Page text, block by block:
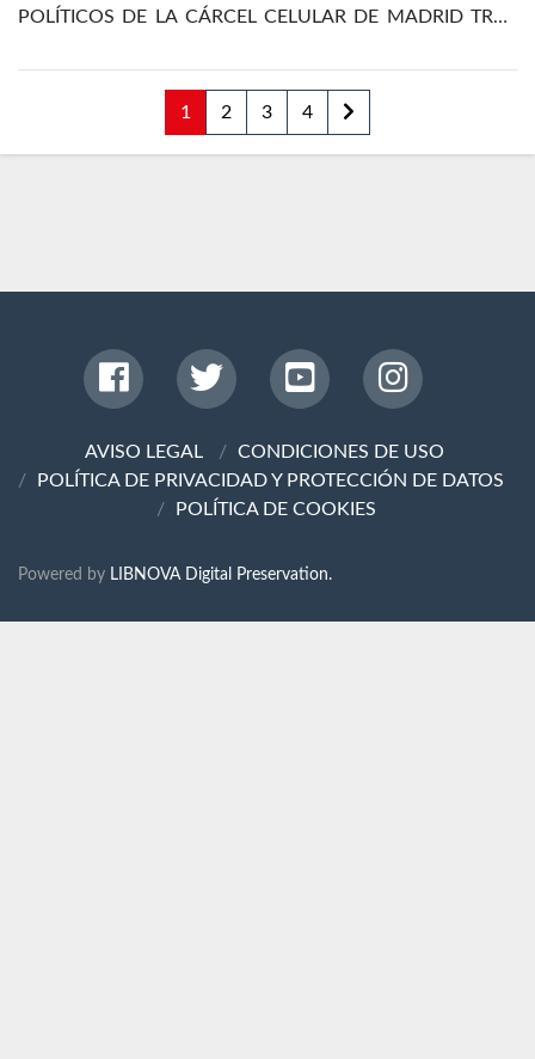
POLÍTICOS DE LA CÁRCEL CELULAR DE MADRID TRAS
1 2 3 4
AVISO LEGAL
CONDICIONES DE USO
POLÍTICA DE PRIVACIDAD Y PROTECCIÓN DE DATOS
POLÍTICA DE COOKIES
Powered by LIBNOVA Digital Preservation.